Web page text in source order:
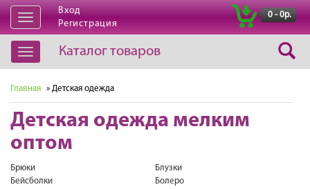
Открыть
навигацию
Вход
Регистрация
0 - 0р.
Открыть
навигацию
Каталог товаров
Главная » Детская одежда
Детская одежда мелким
оптом
Брюки
Блузки
Бейсболки
Болеро